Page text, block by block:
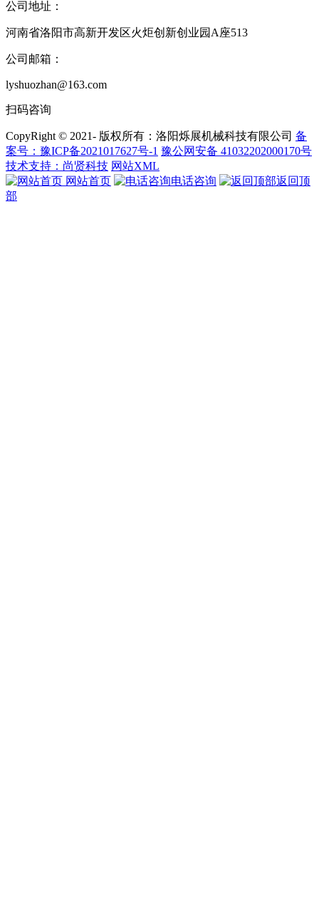
公司地址：
河南省洛阳市高新开发区火炬创新创业园A座513
公司邮箱：
lyshuozhan@163.com
扫码咨询
CopyRight © 2021- 版权所有：洛阳烁展机械科技有限公司 备
案号：豫ICP备2021017627号-1 豫公网安备 41032202000170号
技术支持：尚贤科技 网站XML
网站首页
电话咨询
返回顶
部